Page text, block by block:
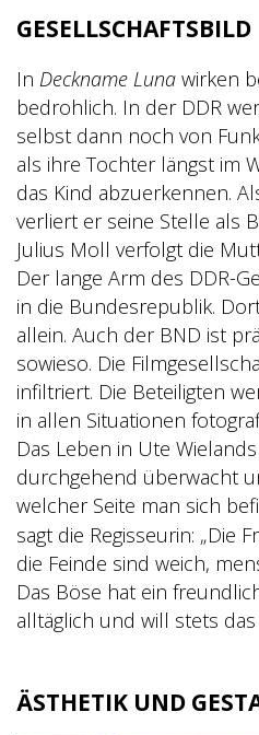
GESELLSCHAFTSBILD
In Deckname Luna wirken
bedrohlich. In der DDR
selbst dann noch von
als ihre Tochter längst im
das Kind abzuerkennen.
verliert er seine Stelle als
Julius Moll verfolgt die
Der lange Arm des DDR-
in die Bundesrepublik.
allein. Auch der BND ist
sowieso. Die
infiltriert. Die Beteiligten
in allen Situationen
Das Leben in Ute
durchgehend überwacht
welcher Seite man sich
sagt die Regisseurin: „Die
die Feinde sind weich,
Das Böse hat ein
alltäglich und will stets das
ÄSTHETIK UND